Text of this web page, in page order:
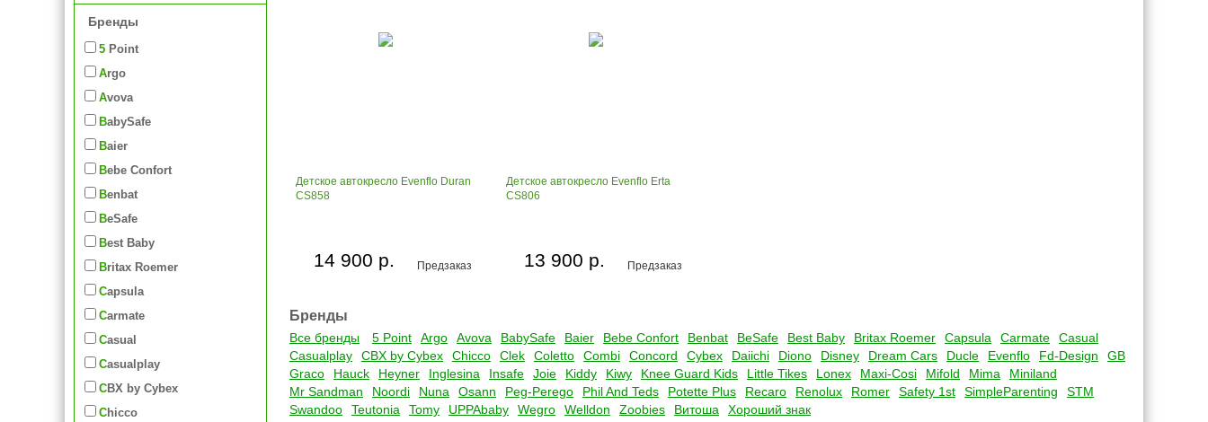
Бренды
5 Point
Argo
Avova
BabySafe
Baier
Bebe Confort
Benbat
BeSafe
Best Baby
Britax Roemer
Capsula
Carmate
Casual
Casualplay
CBX by Cybex
Chicco
Детское автокресло Evenflo Duran
CS858
Предзаказ
14 900 р.
Детское автокресло Evenflo Erta
CS806
Предзаказ
13 900 р.
Бренды
Все бренды 5 Point Argo Avova BabySafe Baier Bebe Confort Benbat BeSafe Best Baby Britax Roemer Capsula Carmate
Casual
Casualplay
CBX by Cybex Chicco Clek Coletto Combi Concord Cybex Daiichi Diono Disney Dream Cars Ducle Evenflo Fd-Design
GB
Graco
Hauck Heyner Inglesina Insafe Joie Kiddy Kiwy Knee Guard Kids Little Tikes Lonex Maxi-Cosi Mifold Mima
Miniland
Mr Sandman
Noordi Nuna Osann Peg-Perego Phil And Teds Potette Plus Recaro Renolux Romer Safety 1st SimpleParenting
STM
Swandoo
Teutonia Tomy UPPAbaby Wegro Welldon Zoobies Витоша Хороший знак